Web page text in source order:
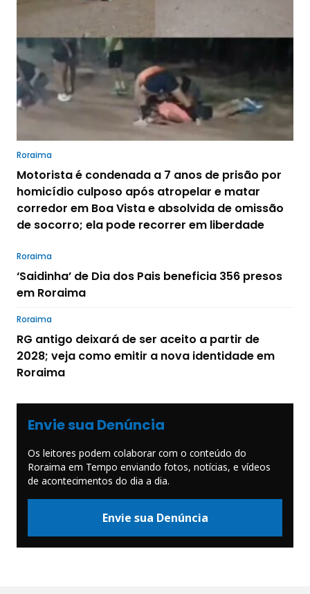
Roraima
Motorista é condenada a 7 anos de prisão por
homicídio culposo após atropelar e matar
corredor em Boa Vista e absolvida de omissão
de socorro; ela pode recorrer em liberdade
Roraima
‘Saidinha’ de Dia dos Pais beneficia 356 presos
em Roraima
Roraima
RG antigo deixará de ser aceito a partir de
2028; veja como emitir a nova identidade em
Roraima
Envie sua Denúncia
Os leitores podem colaborar com o conteúdo do
Roraima em Tempo enviando fotos, notícias, e vídeos
de acontecimentos do dia a dia.
Envie sua Denúncia